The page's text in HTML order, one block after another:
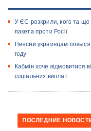
У ЄС розкрили, кого та що
пакета проти Росії
Пенсии украинцам
году
Кабмін хоче відмовитися
соціальних виплат
ПОСЛЕДНИЕ